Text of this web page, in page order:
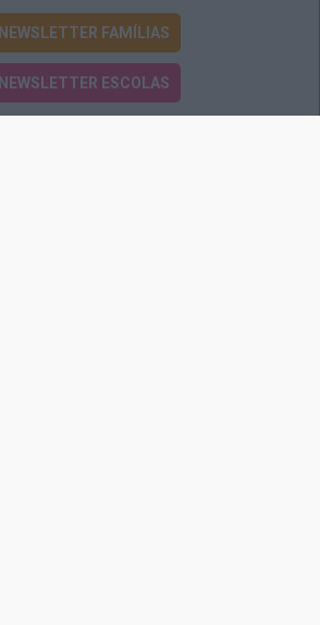
NEWSLETTER FAMÍLIAS
NEWSLETTER ESCOLAS